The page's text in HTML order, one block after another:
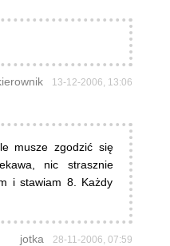
13-12-2006, 13:06
musze zgodzić się
nic strasznie
i stawiam 8. Każdy
jotka 28-11-2006, 07:59